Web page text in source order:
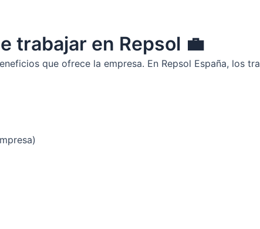
trabajar en Repsol 💼
que ofrece la empresa. En Repsol España, los